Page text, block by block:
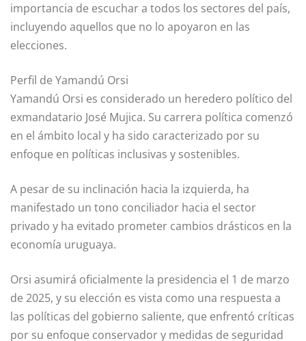
importancia de escuchar a todos los sectores del país,
incluyendo aquellos que no lo apoyaron en las
elecciones.
Perfil de Yamandú Orsi
Yamandú Orsi es considerado un heredero político del
exmandatario José Mujica. Su carrera política comenzó
en el ámbito local y ha sido caracterizado por su
enfoque en políticas inclusivas y sostenibles.
A pesar de su inclinación hacia la izquierda, ha
manifestado un tono conciliador hacia el sector
privado y ha evitado prometer cambios drásticos en la
economía uruguaya.
Orsi asumirá oficialmente la presidencia el 1 de marzo
de 2025, y su elección es vista como una respuesta a
las políticas del gobierno saliente, que enfrentó críticas
por su enfoque conservador y medidas de seguridad